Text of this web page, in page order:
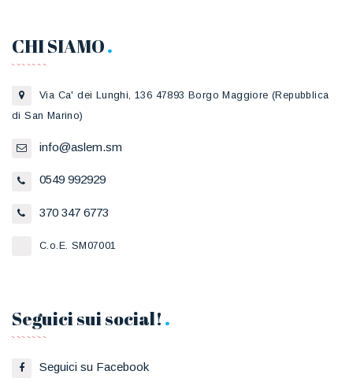
CHI SIAMO
Via Ca' dei Lunghi, 136 47893 Borgo Maggiore (Repubblica
di San Marino)
info@aslem.sm
0549 992929
370 347 6773
C.o.E. SM07001
Seguici sui social!
Seguici su Facebook